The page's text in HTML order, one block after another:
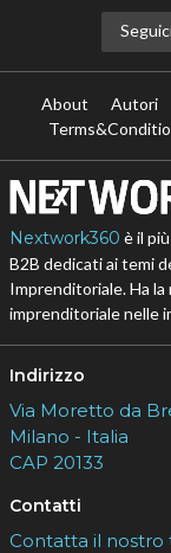
About Autori
Nextwork360 è il
B2B dedicati ai temi
Imprenditoriale. Ha
imprenditoriale nelle
Indirizzo
Via Moretto da
Milano - Italia
CAP 20133
Contatti
Contatta il